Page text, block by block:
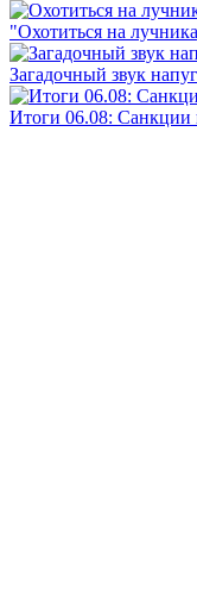
"Охотиться на
Загадочный звук
Итоги 06.08: